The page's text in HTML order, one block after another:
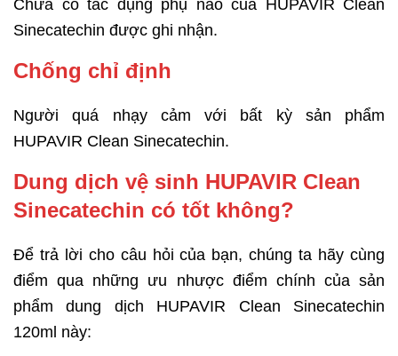
Chưa có tác dụng phụ nào của HUPAVIR Clean
Sinecatechin được ghi nhận.
Chống chỉ định
Người quá nhạy cảm với bất kỳ sản phẩm
HUPAVIR Clean Sinecatechin.
Dung dịch vệ sinh HUPAVIR Clean
Sinecatechin có tốt không?
Để trả lời cho câu hỏi của bạn, chúng ta hãy cùng
điểm qua những ưu nhược điểm chính của sản
phẩm dung dịch HUPAVIR Clean Sinecatechin
120ml này: